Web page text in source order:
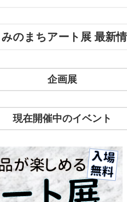
みのまちアート展 最新
企画展
現在開催中のイベント